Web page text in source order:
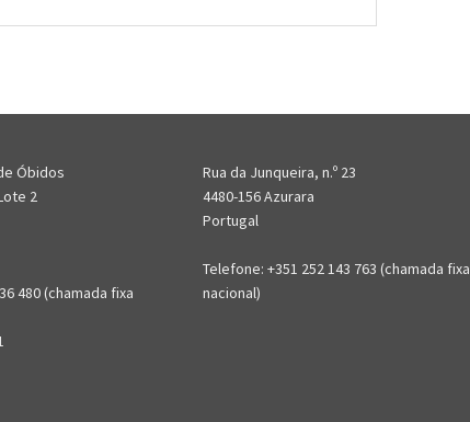
Óbidos
2
480 (chamada fixa
Rua da Junqueira, n.º 23
4480-156 Azurara
Portugal
Telefone: +351 252 143 763 (chamada fixa
nacional)